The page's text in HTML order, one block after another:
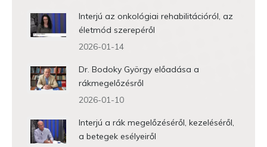
Interjú az onkológiai rehabilitációról, az
életmód szerepéről
2026-01-14
Dr. Bodoky György előadása a
rákmegelőzésről
2026-01-10
Interjú a rák megelőzéséről, kezeléséről,
a betegek esélyeiről